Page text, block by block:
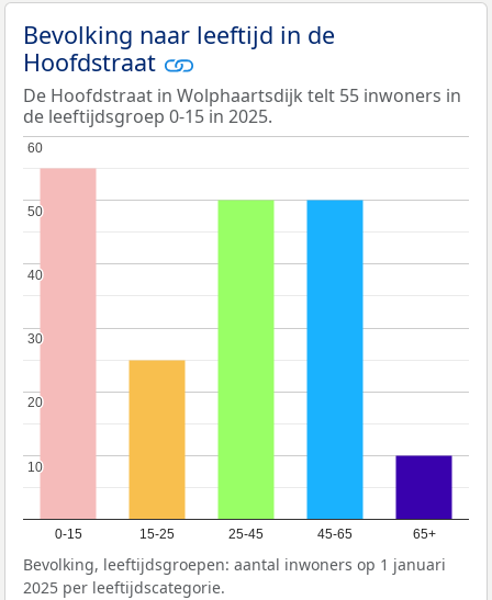
Bevolking naar leeftijd in de
Hoofdstraat
De Hoofdstraat in Wolphaartsdijk telt 55 inwoners in
de leeftijdsgroep 0-15 in 2025.
0-15 15-25 25-45 45-65 65+
10
10
20
20
30
30
40
40
50
50
60
60
Bevolking, leeftijdsgroepen: aantal inwoners op 1 januari
2025 per leeftijdscategorie.